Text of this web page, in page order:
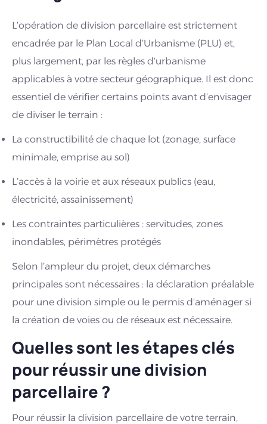
L’opération de division parcellaire est strictement
encadrée par le Plan Local d’Urbanisme (PLU) et,
plus largement, par les règles d’urbanisme
applicables à votre secteur géographique. Il est donc
essentiel de vérifier certains points avant d’envisager
de diviser le terrain :
La constructibilité de chaque lot (zonage, surface
minimale, emprise au sol)
L’accès à la voirie et aux réseaux publics (eau,
électricité, assainissement)
Les contraintes particulières : servitudes, zones
inondables, périmètres protégés
Selon l’ampleur du projet, deux démarches
principales sont nécessaires : la déclaration préalable
pour une division simple ou le permis d’aménager si
la création de voies ou de réseaux est nécessaire.
Quelles sont les étapes clés
pour réussir une division
parcellaire ?
Pour réussir la division parcellaire de votre terrain,